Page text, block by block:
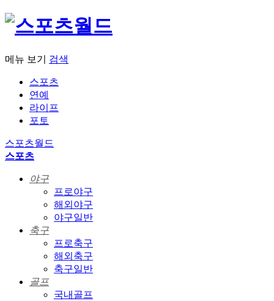
메뉴 보기 검색
스포츠
연예
라이프
포토
스포츠월드
스포츠
야구
프로야구
해외야구
야구일반
축구
프로축구
해외축구
축구일반
골프
국내골프